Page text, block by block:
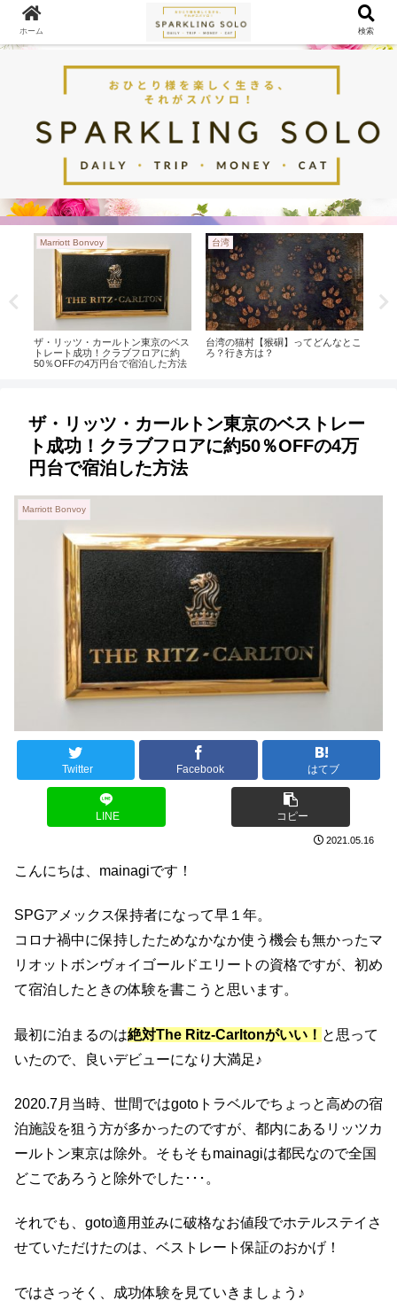
Marriott Bonvoy
ザ・リッツ・カールトン東京のベス
トレート成功！クラブフロアに約
50％OFFの4万円台で宿泊した方法
台湾
台湾の猫村【猴硐】ってどんなとこ
ろ？行き方は？
ザ・リッツ・カールトン東京のベストレー
ト成功！クラブフロアに約50％OFFの4万
円台で宿泊した方法
Marriott Bonvoy
Twitter Facebook はてブ
LINE コピー
2021.05.16
こんにちは、mainagiです！
SPGアメックス保持者になって早１年。
コロナ禍中に保持したためなかなか使う機会も無かったマ
リオットボンヴォイゴールドエリートの資格ですが、初め
て宿泊したときの体験を書こうと思います。
最初に泊まるのは絶対The Ritz-Carltonがいい！ と思って
いたので、良いデビューになり大満足♪
2020.7月当時、世間ではgotoトラベルでちょっと高めの宿
泊施設を狙う方が多かったのですが、都内にあるリッツカ
ールトン東京は除外。そもそもmainagiは都民なので全国
どこであろうと除外でした･･･。
それでも、goto適用並みに破格なお値段でホテルステイさ
せていただけたのは、ベストレート保証のおかげ！
ではさっそく、成功体験を見ていきましょう♪
ホーム 検索